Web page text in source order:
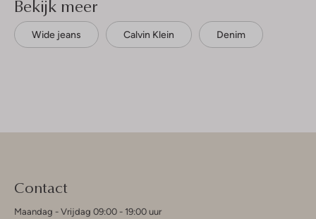
Bekijk meer
Wide jeans Calvin Klein Denim
Contact
Maandag - Vrijdag 09:00 - 19:00 uur